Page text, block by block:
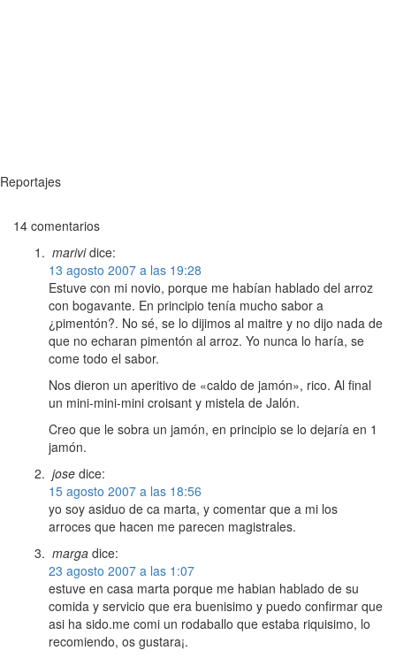
Reportajes
14 comentarios
marivi dice:
13 agosto 2007 a las 19:28
Estuve con mi novio, porque me habían hablado del arroz
con bogavante. En principio tenía mucho sabor a
¿pimentón?. No sé, se lo dijimos al maitre y no dijo nada de
que no echaran pimentón al arroz. Yo nunca lo haría, se
come todo el sabor.
Nos dieron un aperitivo de «caldo de jamón», rico. Al final
un mini-mini-mini croisant y mistela de Jalón.
Creo que le sobra un jamón, en principio se lo dejaría en 1
jamón.
jose dice:
15 agosto 2007 a las 18:56
yo soy asiduo de ca marta, y comentar que a mi los
arroces que hacen me parecen magistrales.
marga dice:
23 agosto 2007 a las 1:07
estuve en casa marta porque me habian hablado de su
comida y servicio que era buenisimo y puedo confirmar que
asi ha sido.me comi un rodaballo que estaba riquisimo, lo
recomiendo, os gustara¡.